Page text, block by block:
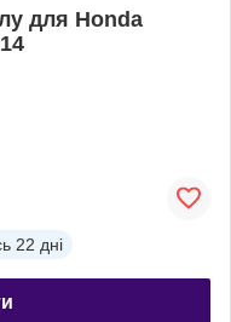
для Honda
22 дні